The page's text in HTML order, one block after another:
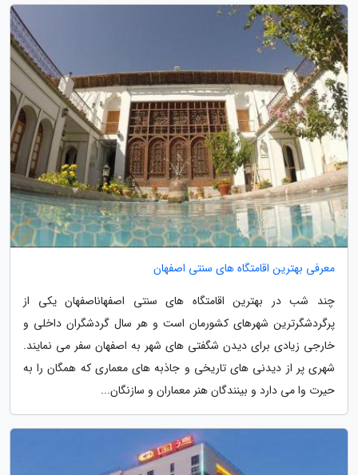
معرفی بهترین اقامتگاه های سنتی اصفهان
چند شب در بهترین اقامتگاه های سنتی اصفهاناصفهان یکی از
پرگردشگرترین شهرهای کشورمان است و هر سال گردشگران داخلی و
خارجی زیادی برای دیدن شگفتی های شهر به اصفهان سفر می نمایند.
شهری پر از دیدنی های تاریخی و جاذبه های معماری که همگان را به
حیرت وا می دارد و بینندگان هنر معماران و سازنگان...